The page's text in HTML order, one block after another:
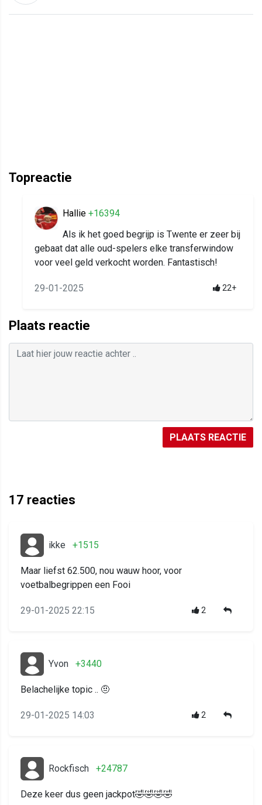
Topreactie
Hallie +16394
Als ik het goed begrijp is Twente er zeer bij
gebaat dat alle oud-spelers elke transferwindow
voor veel geld verkocht worden. Fantastisch!
29-01-2025 22+
Plaats reactie
PLAATS REACTIE
17 reacties
ikke +1515
Maar liefst 62.500, nou wauw hoor, voor
voetbalbegrippen een Fooi
29-01-2025 22:15 2
Yvon +3440
Belachelijke topic .. 🤨
29-01-2025 14:03 2
Rockfisch +24787
Deze keer dus geen jackpot🤣🤣🤣🤣